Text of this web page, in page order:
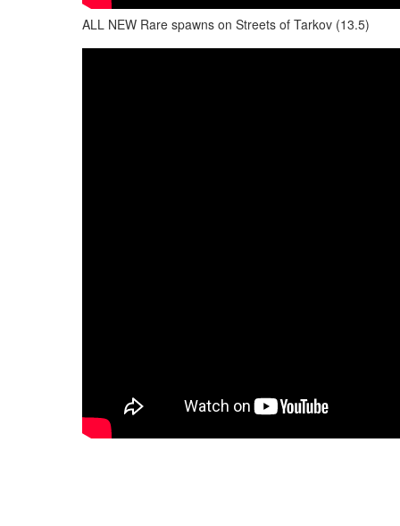
ALL NEW Rare spawns on Streets of Tarkov (13.5)